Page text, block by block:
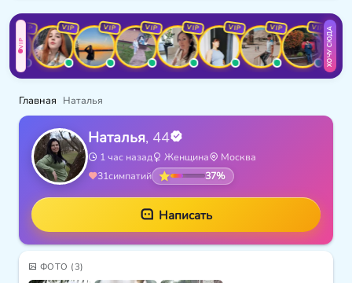
VIP
VIP VIP VIP VIP VIP VIP VIP VIP ХОЧУ СЮДА
Главная Наталья
Наталья, 44
1 час назад Женщина
Москва
31симпатий 37%
Написать
ФОТО (3)